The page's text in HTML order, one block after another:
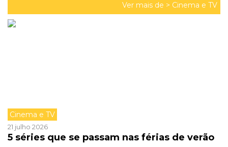
Ver mais de > Cinema e TV
Cinema e TV
21 julho 2026
5 séries que se passam nas férias de verão